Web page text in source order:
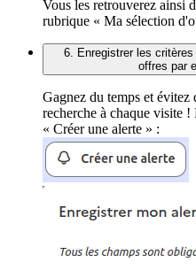
Vous les retrouverez ainsi
rubrique « Ma sélection
6. Enregistrer les
offres par
Gagnez du temps et évitez
recherche à chaque visite
« Créer une alerte » :